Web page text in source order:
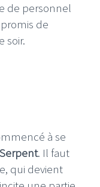
de personnel
de
soir.
à se
Serpent. Il faut
qui devient